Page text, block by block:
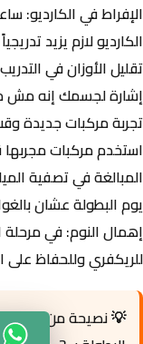
الإفراط في الكارديو:
الكارديو لازم يزيد
تقليل الأوزان في
إشارة لجسمك إنه مش
تجربة مركبات جديدة
استخدم مركبات
المبالغة في تصفية
يوم البطولة عشان
إهمال النوم:
للريكفري وللحفاظ على
💡 نصيحة من